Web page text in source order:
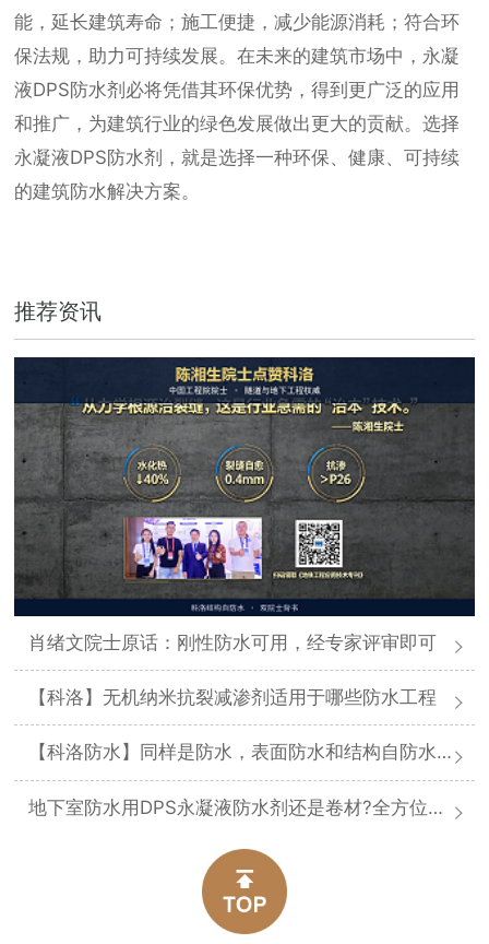
能，延长建筑寿命；施工便捷，减少能源消耗；符合环
保法规，助力可持续发展。在未来的建筑市场中，永凝
液DPS防水剂必将凭借其环保优势，得到更广泛的应用
和推广，为建筑行业的绿色发展做出更大的贡献。选择
永凝液DPS防水剂，就是选择一种环保、健康、可持续
的建筑防水解决方案。
推荐资讯
肖绪文院士原话：刚性防水可用，经专家评审即可
【科洛】无机纳米抗裂减渗剂适用于哪些防水工程
【科洛防水】同样是防水，表面防水和结构自防水差在哪
地下室防水用DPS永凝液防水剂还是卷材?全方位对比分析